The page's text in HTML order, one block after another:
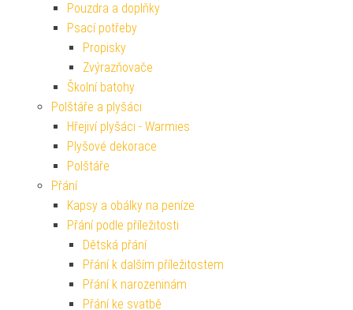
Pouzdra a doplňky
Psací potřeby
Propisky
Zvýrazňovače
Školní batohy
Polštáře a plyšáci
Hřejiví plyšáci - Warmies
Plyšové dekorace
Polštáře
Přání
Kapsy a obálky na peníze
Přání podle příležitosti
Dětská přání
Přání k dalším příležitostem
Přání k narozeninám
Přání ke svatbě